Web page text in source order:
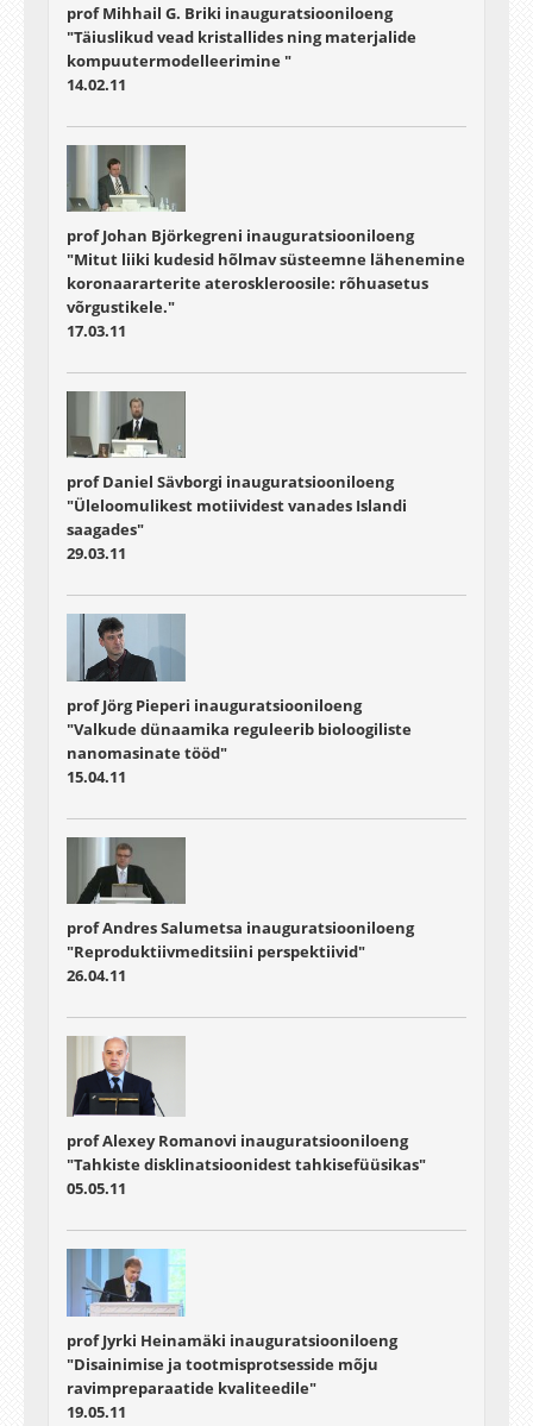
prof Mihhail G. Briki inauguratsiooniloeng
"Täiuslikud vead kristallides ning materjalide
kompuutermodelleerimine "
14.02.11
prof Johan Björkegreni inauguratsiooniloeng
"Mitut liiki kudesid hõlmav süsteemne lähenemine
koronaararterite ateroskleroosile: rõhuasetus
võrgustikele."
17.03.11
prof Daniel Sävborgi inauguratsiooniloeng
"Üleloomulikest motiividest vanades Islandi
saagades"
29.03.11
prof Jörg Pieperi inauguratsiooniloeng
"Valkude dünaamika reguleerib bioloogiliste
nanomasinate tööd"
15.04.11
prof Andres Salumetsa inauguratsiooniloeng
"Reproduktiivmeditsiini perspektiivid"
26.04.11
prof Alexey Romanovi inauguratsiooniloeng
"Tahkiste disklinatsioonidest tahkisefüüsikas"
05.05.11
prof Jyrki Heinamäki inauguratsiooniloeng
"Disainimise ja tootmisprotsesside mõju
ravimpreparaatide kvaliteedile"
19.05.11